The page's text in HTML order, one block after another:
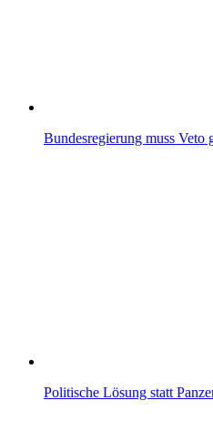
Bundesregierung muss
Politische Lösung statt